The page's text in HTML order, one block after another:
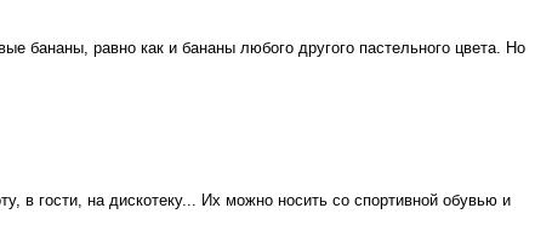
бананы, равно как и бананы любого другого пастельного цвета. Но
в гости, на дискотеку... Их можно носить со спортивной обувью и